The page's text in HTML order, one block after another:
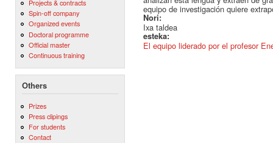
Projects & contracts
Spin-off company
Organized events
Doctoral programme
Official master
Continuous training
Others
Prizes
Press clipings
For students
Contact
equipo de investigación quiere
Nori:
Ixa taldea
esteka:
El equipo liderado por el profesor